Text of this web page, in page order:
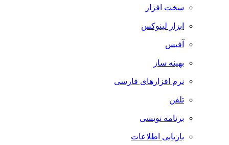
سخت افزار
ابزار لینوکس
آفیس
بهینه ساز
نرم افزارهای فارسی
تلفن
برنامه نویسی
بازیابی اطلاعات